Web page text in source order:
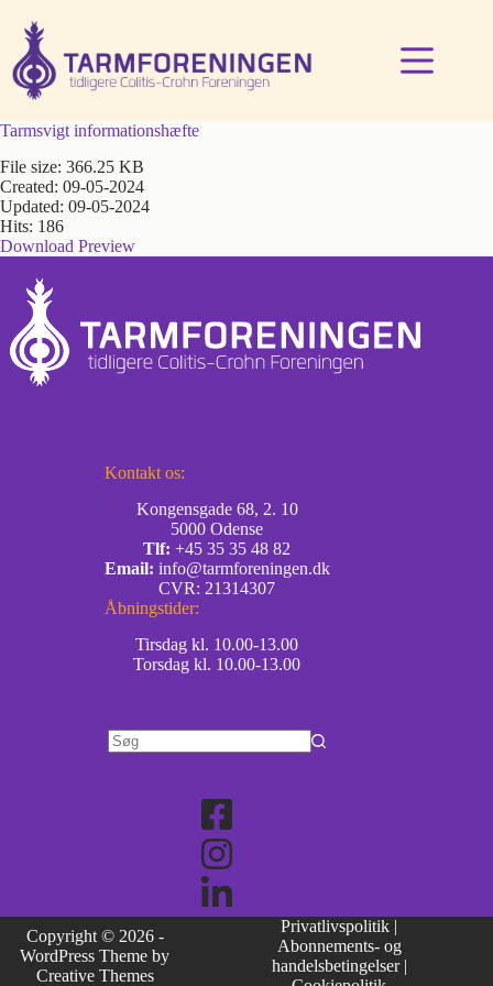
indhold
Tarmsvigt informationshæfte
File size: 366.25 KB
Created: 09-05-2024
Updated: 09-05-2024
Hits: 186
Download Preview
Kontakt os:
Kongensgade 68, 2. 10
5000 Odense
Tlf: +45 35 35 48 82
Email: info@tarmforeningen.dk
CVR: 21314307
Åbningstider:
Tirsdag kl. 10.00-13.00
Torsdag kl. 10.00-13.00
Copyright © 2026 -
WordPress Theme by
Creative Themes
Privatlivspolitik |
Abonnements- og
handelsbetingelser |